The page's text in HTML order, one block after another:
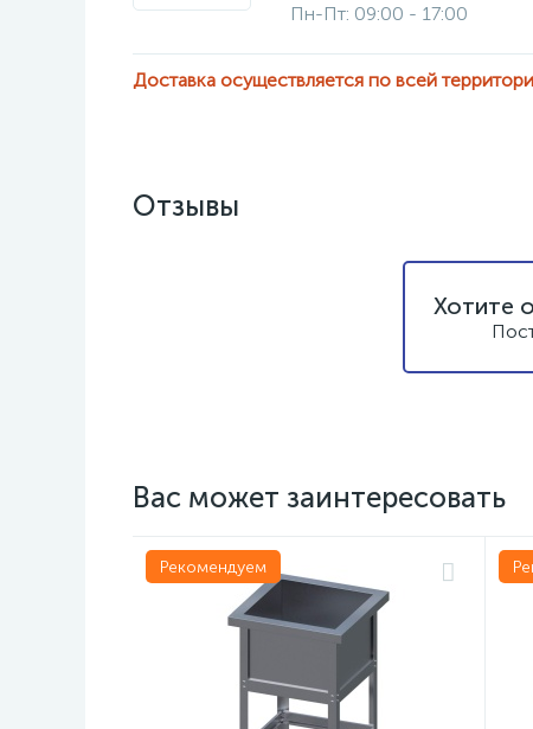
Пн-Пт: 09:00 - 17:00
Доставка осуществляется по всей
Отзывы
Хотите
Вас может заинтересовать
Рекомендуем